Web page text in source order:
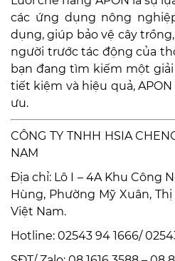
các ứng dụng nông
dụng, giúp bảo vệ cây
người trước tác động của
bạn đang tìm kiếm một
tiết kiệm và hiệu quả,
ưu.
CÔNG TY TNHH HSIA
NAM
Địa chỉ: Lô I – 4A Khu Công
Hùng, Phường Mỹ Xuân,
Việt Nam.
Hotline: 02543 94 1666/